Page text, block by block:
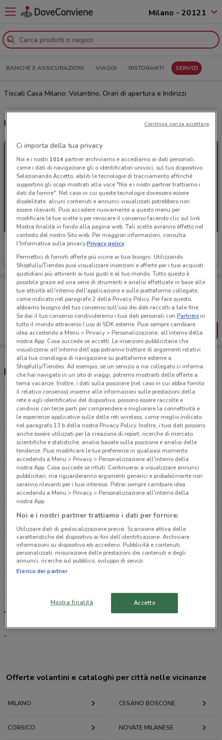
Milano - 20121
BANCHE E ASSICURAZIONI VIAGGI RISTORANTI SERVIZI
Tiscali Casa Milano: Volantino, Orari di apertura e Indirizzi
Ultime offerte del volantino Tiscali Casa
Tiscali Casa
Scade il 31/08
Porta DoveConviene sempre con te!
Puoi trovare le migliori offerte dei negozi vicino a te,
salvarle e creare la tua lista del risparmio, comodamente
dal tuo cellulare.
SCARICA L’APP
Negozi Tiscali Casa a Milano
Piazzale Francesco Baracca 5 Milano
1.3 km
Via Lorenteggio 35 Milano
1.8 km
Via Giacomo Soldati 18 Milano
2.4 km
2.4 km
Viale Monte Ceneri 36 Milano
2.5 km
Tiscali Casa, offerte e negozi
-
Offerte volantini e cataloghi per città nelle vicinanze
MILANO CESANO BOSCONE
CORSICO NOVATE MILANESE
Ci importa della tua privacy
Noi e i nostri 1014partner archiviamo e accediamo ai dati personali,
come i dati di navigazione gli o identificatori univoci, sul tuo dispositivo.
Selezionando Accetto, abiliti le tecnologie di tracciamento affinché
supportino gli scopi mostrati alla voce "Noi e i nostri partner trattiamo i
dati da fornire". Nel caso in cui queste tecnologie dovessero essere
disabilitate, alcuni contenuti e annunci visualizzati potrebbero non
essere rilevanti. Puoi accedere nuovamente a questo menu per
modificare le tue scelte o per revocare il consenso facendo clic sul link
Mostra finalità in fondo alla pagina web. Tali scelte avranno effetto nel
contesto del nostro Sito web. Per maggiori informazioni, consulta
l'Informativa sulla privacy.Privacy policy
Permettici di fornirti offerte più vicine ai tuoi bisogni: Utilizzando
Shopfully/Tiendeo puoi visualizzare inserzioni e offerte per i tuoi acquisti
quotidiani più attinenti ai tuoi gusti e al tuo mondo. Tutto questo è
possibile grazie ad una serie di strumenti e analisi effettuate in base alle
tue attività all'interno dell'applicazione e sulle piattaforme collegate,
come indicato nel paragrafo 2 della Privacy Policy. Per fare questo,
abbiamo bisogno del tuo consenso sull'uso dei dati raccolti a tale fine.
Se dai il tuo consenso condivideremo i tuoi dati personali conPartnersin
tutto il mondo attraverso l’uso di SDK esterne. Puoi sempre cambiare
idea accedendo a Menu > Privacy > Personalizzazione, all’interno della
nostra App. Cosa succede se accetti: Le inserzioni pubblicitarie che
visualizzerai all'interno dell’app potranno trattare di argomenti relativi
alla tua cronologia di navigazione su piattaforme esterne a
Shopfully/Tiendeo. Ad esempio, se un servizio a noi collegato ci informa
che hai navigato in un sito di viaggi, potremo mostrarti delle offerte a
tema vacanze. Inoltre, i dati sulla posizione (nel caso in cui abbia fornito
il relativo consenso) insieme alle informazioni sulle prestazioni della
rete e agli identificativi del dispositivo, possono essere raccolte e
condivisi con terze parti per comprendere e migliorare la connettività e
le esperienze applicative sulle delle reti wireless, come meglio indicato
nel paragrafo 13.b della nostra Privacy Policy. Inoltre, i tuoi dati possono
anche essere utilizzati per la creazione di report, ricerche di mercato,
scientifiche e statistiche, analisi basate sulla posizione e analisi delle
tendenze. Puoi modificare le tue preferenze in qualsiasi momento
accedendo a Menu > Privacy > Personalizzazione all'interno della
nostra App. Cosa succede se rifiuti: Continuerai a visualizzare annunci
pubblicitari, ma riguarderanno argomenti generici e probabilmente non
saranno rilevanti per i tuoi interessi. Potrai sempre cambiare idea
accedendo a Menu > Privacy > Personalizzazione all'interno della
nostra App.
Noi e i nostri partner trattiamo i dati per fornire:
Utilizzare dati di geolocalizzazione precisi. Scansione attiva delle
caratteristiche del dispositivo ai fini dell’identificazione. Archiviare
informazioni su dispositivo e/o accedervi. Pubblicità e contenuti
personalizzati, misurazione delle prestazioni dei contenuti e degli
annunci, ricerche sul pubblico, sviluppo di servizi.
Elenco dei partner
Mostra finalità Accetto
Continua senza accettare